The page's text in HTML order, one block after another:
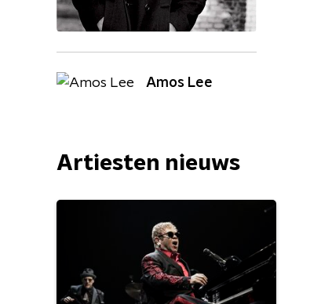
Amos Lee
Artiesten nieuws